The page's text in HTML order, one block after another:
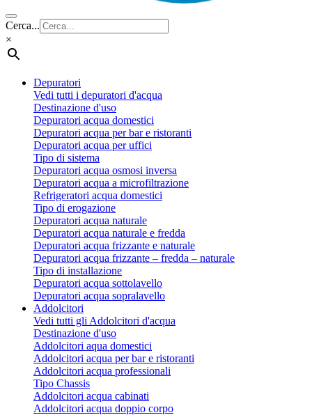
Cerca...
×
Depuratori
Vedi tutti i depuratori d'acqua
Destinazione d'uso
Depuratori acqua domestici
Depuratori acqua per bar e ristoranti
Depuratori acqua per uffici
Tipo di sistema
Depuratori acqua osmosi inversa
Depuratori acqua a microfiltrazione
Refrigeratori acqua domestici
Tipo di erogazione
Depuratori acqua naturale
Depuratori acqua naturale e fredda
Depuratori acqua frizzante e naturale
Depuratori acqua frizzante – fredda – naturale
Tipo di installazione
Depuratori acqua sottolavello
Depuratori acqua sopralavello
Addolcitori
Vedi tutti gli Addolcitori d'acqua
Destinazione d'uso
Addolcitori aqua domestici
Addolcitori acqua per bar e ristoranti
Addolcitori acqua professionali
Tipo Chassis
Addolcitori acqua cabinati
Addolcitori acqua doppio corpo